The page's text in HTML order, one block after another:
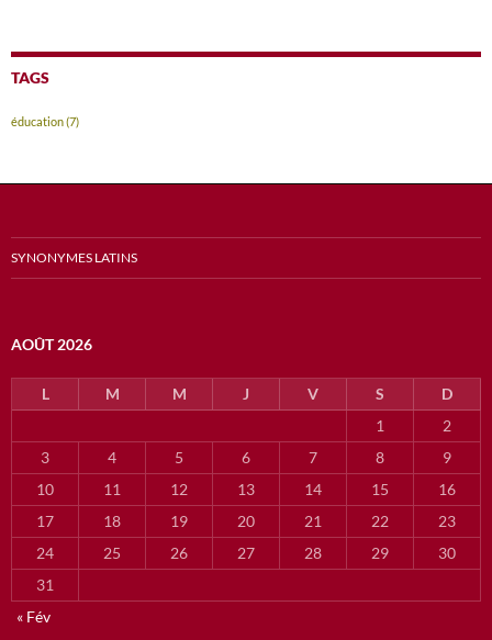
TAGS
éducation(7)
SYNONYMES LATINS
AOÛT 2026
L M M J V S
D
1
2
3
4 5 6 7 8
9
10
11 12 13 14 15
16
17
18 19 20 21 22
23
24
25 26 27 28 29
30
31
« Fév